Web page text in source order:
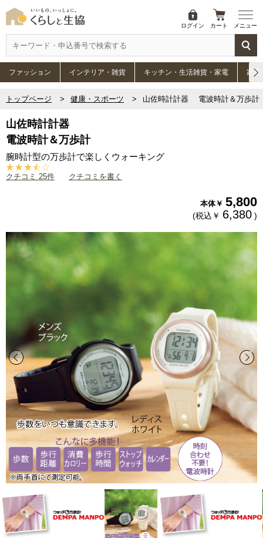
ログイン カート メニュー
ファッション インテリア・雑貨 キッチン・生活雑貨・家電 家具
トップページ 健康・スポーツ 山佐時計計器 電波時計＆万歩計
山佐時計計器
電波時計＆万歩計
腕時計型の万歩計で楽しくウォーキング
クチコミ 25件 クチコミを書く
本体￥ 5,800
(税込￥ 6,380 )